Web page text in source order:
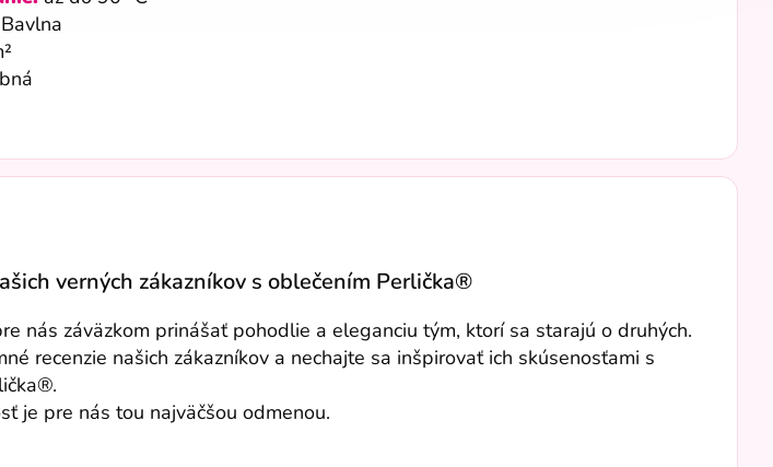
verných zákazníkov s oblečením Perlička®
nás záväzkom prinášať pohodlie a eleganciu tým, ktorí sa starajú o druhých.
recenzie našich zákazníkov a nechajte sa inšpirovať ich skúsenosťami s
je pre nás tou najväčšou odmenou.